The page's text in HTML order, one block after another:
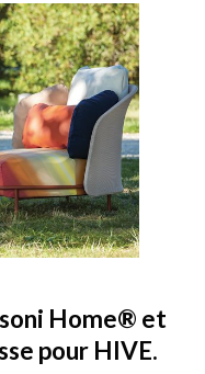
Home® et
pour HIVE.